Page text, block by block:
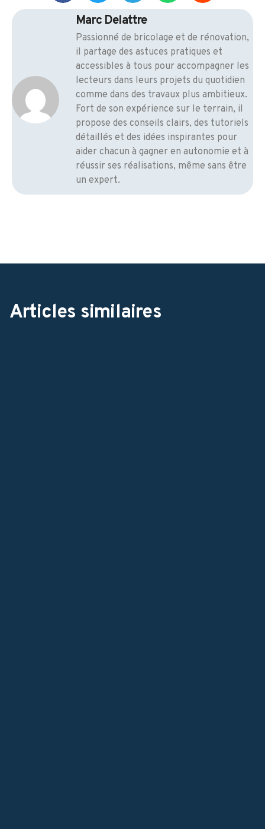
Marc Delattre
Passionné de bricolage et de rénovation,
il partage des astuces pratiques et
accessibles à tous pour accompagner les
lecteurs dans leurs projets du quotidien
comme dans des travaux plus ambitieux.
Fort de son expérience sur le terrain, il
propose des conseils clairs, des tutoriels
détaillés et des idées inspirantes pour
aider chacun à gagner en autonomie et à
réussir ses réalisations, même sans être
un expert.
Articles similaires